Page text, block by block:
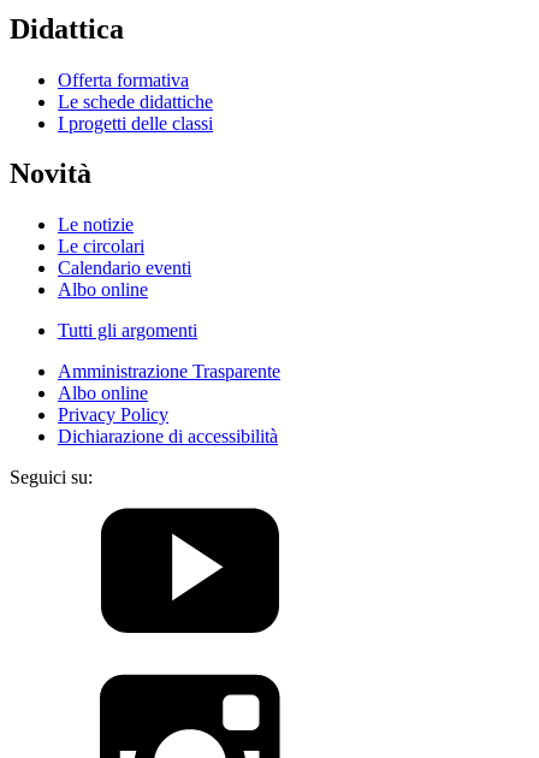
Didattica
Offerta formativa
Le schede didattiche
I progetti delle classi
Novità
Le notizie
Le circolari
Calendario eventi
Albo online
Tutti gli argomenti
Amministrazione Trasparente
Albo online
Privacy Policy
Dichiarazione di accessibilità
Seguici su: